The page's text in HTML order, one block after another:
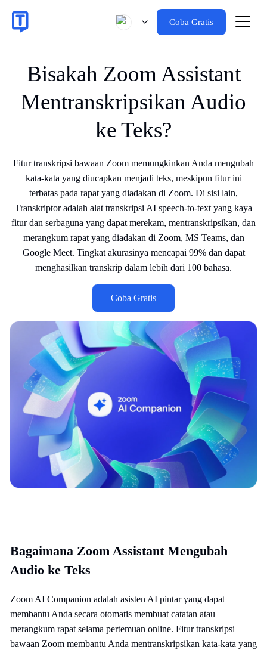
Coba Gratis
Bisakah Zoom Assistant
Mentranskripsikan Audio
ke Teks?
Fitur transkripsi bawaan Zoom memungkinkan Anda mengubah
kata-kata yang diucapkan menjadi teks, meskipun fitur ini
terbatas pada rapat yang diadakan di Zoom. Di sisi lain,
Transkriptor adalah alat transkripsi AI speech-to-text yang kaya
fitur dan serbaguna yang dapat merekam, mentranskripsikan, dan
merangkum rapat yang diadakan di Zoom, MS Teams, dan
Google Meet. Tingkat akurasinya mencapai 99% dan dapat
menghasilkan transkrip dalam lebih dari 100 bahasa.
Coba Gratis
Bagaimana Zoom Assistant Mengubah
Audio ke Teks
Zoom AI Companion adalah asisten AI pintar yang dapat
membantu Anda secara otomatis membuat catatan atau
merangkum rapat selama pertemuan online. Fitur transkripsi
bawaan Zoom membantu Anda mentranskripsikan kata-kata yang